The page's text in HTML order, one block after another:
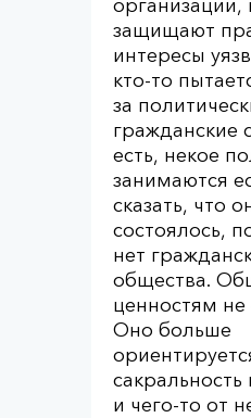
организации,
защищают
интересы
кто-то
за
гражданские
есть, некое
занимаются
сказать, что
состоялось,
нет
общества.
ценностям не
Оно больше
сакральность
и чего-то от